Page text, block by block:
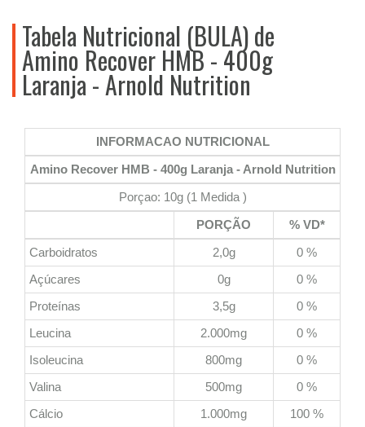
Tabela Nutricional (BULA) de
Amino Recover HMB - 400g
Laranja - Arnold Nutrition
INFORMACAO NUTRICIONAL
Amino Recover HMB - 400g Laranja - Arnold Nutrition
Porçao: 10g (1 Medida )
PORÇÃO
% VD*
Carboidratos
2,0g
0 %
Açúcares
0g
0 %
Proteínas
3,5g
0 %
Leucina
2.000mg
0 %
Isoleucina
800mg
0 %
Valina
500mg
0 %
Cálcio
1.000mg
100 %